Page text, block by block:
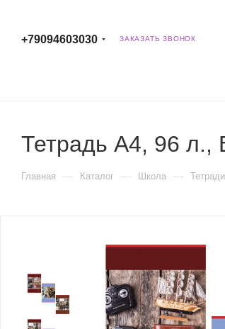
+79094603030 ЗАКАЗАТЬ ЗВОНОК
Тетрадь А4, 96 л.,
Главная — Каталог — Школа — Тетради